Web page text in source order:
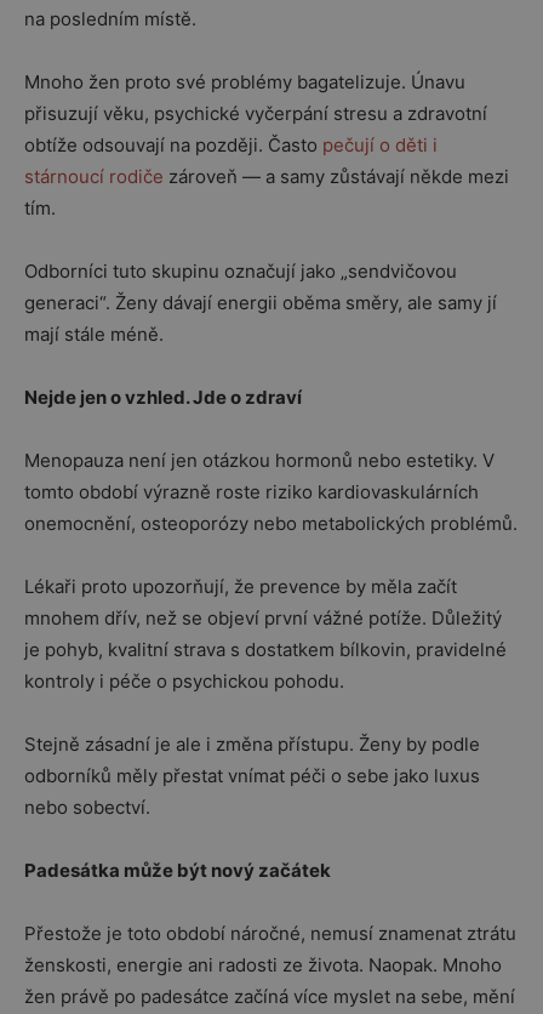
na posledním místě.
Mnoho žen proto své problémy bagatelizuje. Únavu
přisuzují věku, psychické vyčerpání stresu a zdravotní
obtíže odsouvají na později. Často pečují o děti i
stárnoucí rodiče zároveň — a samy zůstávají někde mezi
tím.
Odborníci tuto skupinu označují jako „sendvičovou
generaci“. Ženy dávají energii oběma směry, ale samy jí
mají stále méně.
Nejde jen o vzhled. Jde o zdraví
Menopauza není jen otázkou hormonů nebo estetiky. V
tomto období výrazně roste riziko kardiovaskulárních
onemocnění, osteoporózy nebo metabolických problémů.
Lékaři proto upozorňují, že prevence by měla začít
mnohem dřív, než se objeví první vážné potíže. Důležitý
je pohyb, kvalitní strava s dostatkem bílkovin, pravidelné
kontroly i péče o psychickou pohodu.
Stejně zásadní je ale i změna přístupu. Ženy by podle
odborníků měly přestat vnímat péči o sebe jako luxus
nebo sobectví.
Padesátka může být nový začátek
Přestože je toto období náročné, nemusí znamenat ztrátu
ženskosti, energie ani radosti ze života. Naopak. Mnoho
žen právě po padesátce začíná více myslet na sebe, mění